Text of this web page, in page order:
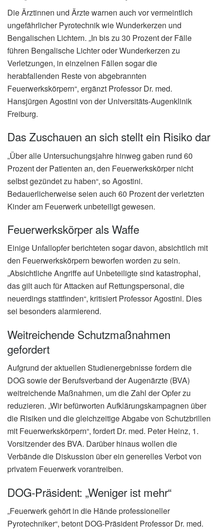
Die Ärztinnen und Ärzte warnen auch vor vermeintlich
ungefährlicher Pyrotechnik wie Wunderkerzen und
Bengalischen Lichtern. „In bis zu 30 Prozent der Fälle
führen Bengalische Lichter oder Wunderkerzen zu
Verletzungen, in einzelnen Fällen sogar die
herabfallenden Reste von abgebrannten
Feuerwerkskörpern“, ergänzt Professor Dr. med.
Hansjürgen Agostini von der Universitäts-Augenklinik
Freiburg.
Das Zuschauen an sich stellt ein Risiko dar
„Über alle Untersuchungsjahre hinweg gaben rund 60
Prozent der Patienten an, den Feuerwerkskörper nicht
selbst gezündet zu haben“, so Agostini.
Bedauerlicherweise seien auch 60 Prozent der verletzten
Kinder am Feuerwerk unbeteiligt gewesen.
Feuerwerkskörper als Waffe
Einige Unfallopfer berichteten sogar davon, absichtlich mit
den Feuerwerkskörpern beworfen worden zu sein.
„Absichtliche Angriffe auf Unbeteiligte sind katastrophal,
das gilt auch für Attacken auf Rettungspersonal, die
neuerdings stattfinden“, kritisiert Professor Agostini. Dies
sei besonders alarmierend.
Weitreichende Schutzmaßnahmen
gefordert
Aufgrund der aktuellen Studienergebnisse fordern die
DOG sowie der Berufsverband der Augenärzte (BVA)
weitreichende Maßnahmen, um die Zahl der Opfer zu
reduzieren. „Wir befürworten Aufklärungskampagnen über
die Risiken und die gleichzeitige Abgabe von Schutzbrillen
mit Feuerwerkskörpern“, fordert Dr. med. Peter Heinz, 1.
Vorsitzender des BVA. Darüber hinaus wollen die
Verbände die Diskussion über ein generelles Verbot von
privatem Feuerwerk vorantreiben.
DOG-Präsident: „Weniger ist mehr“
„Feuerwerk gehört in die Hände professioneller
Pyrotechniker“, betont DOG-Präsident Professor Dr. med.